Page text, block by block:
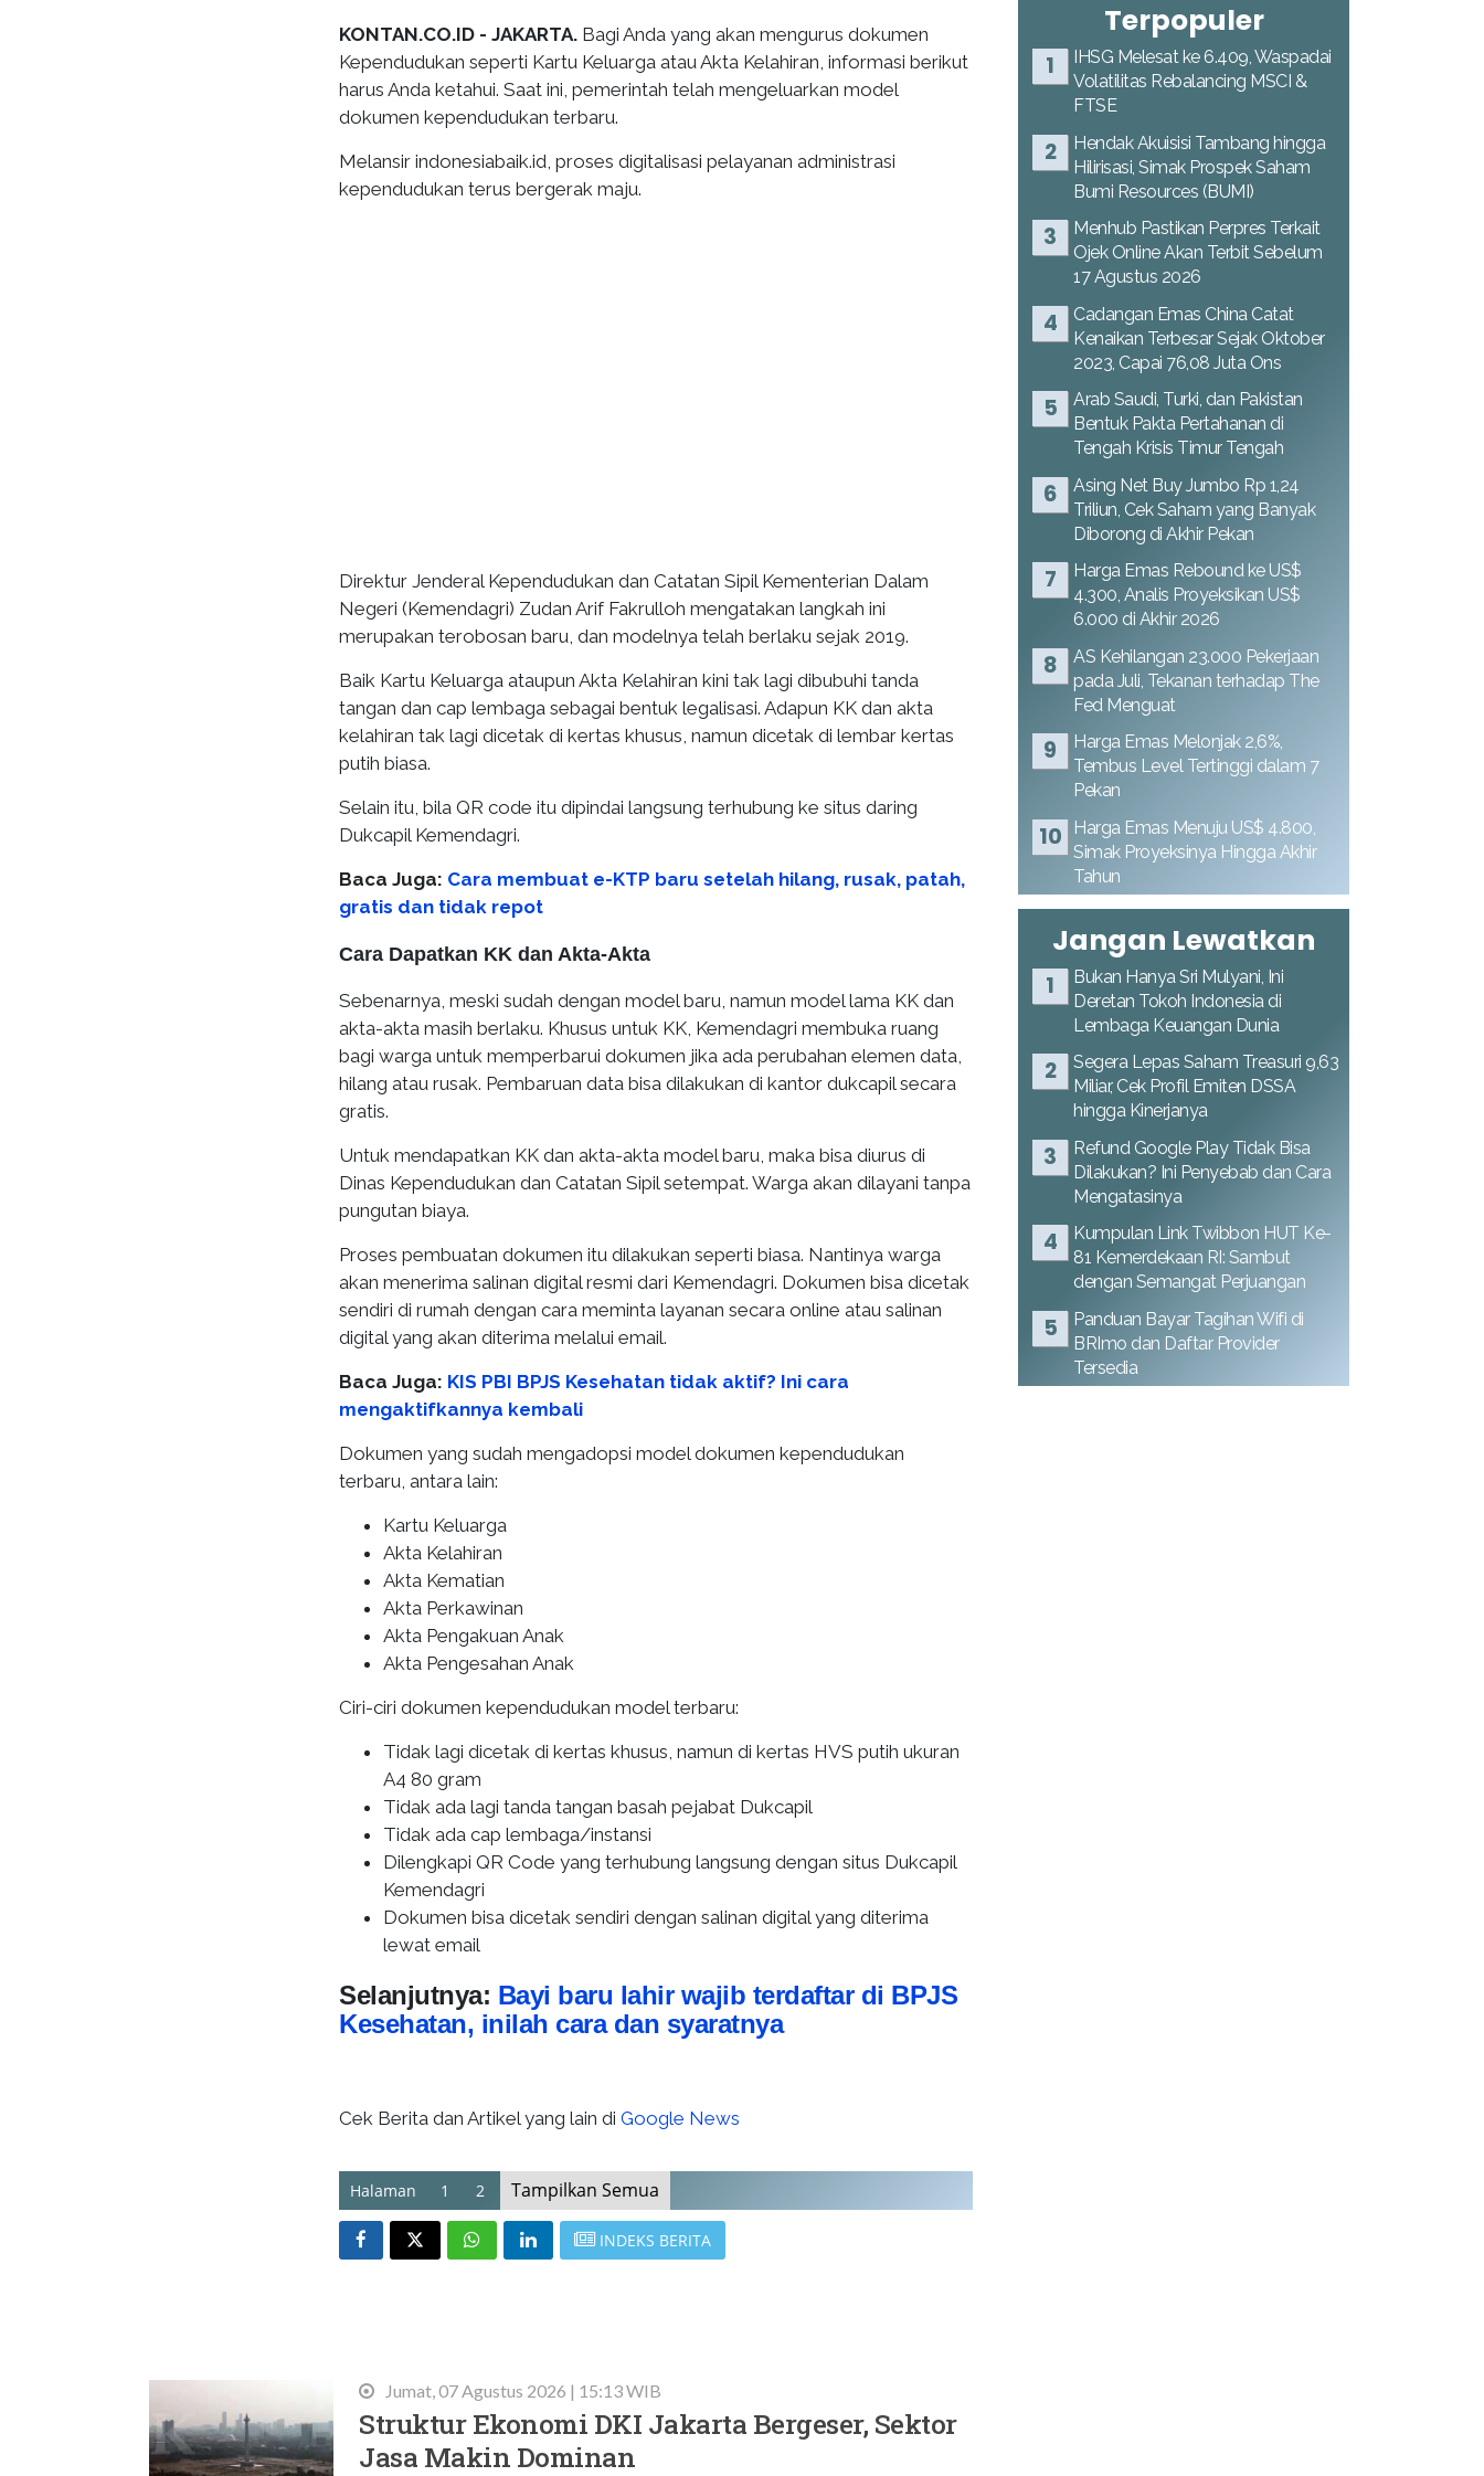
KONTAN.CO.ID - JAKARTA. Bagi Anda yang akan mengurus dokumen
Kependudukan seperti Kartu Keluarga atau Akta Kelahiran, informasi berikut
harus Anda ketahui. Saat ini, pemerintah telah mengeluarkan model
dokumen kependudukan terbaru.
Melansir indonesiabaik.id, proses digitalisasi pelayanan administrasi
kependudukan terus bergerak maju.
Direktur Jenderal Kependudukan dan Catatan Sipil Kementerian Dalam
Negeri (Kemendagri) Zudan Arif Fakrulloh mengatakan langkah ini
merupakan terobosan baru, dan modelnya telah berlaku sejak 2019.
Baik Kartu Keluarga ataupun Akta Kelahiran kini tak lagi dibubuhi tanda
tangan dan cap lembaga sebagai bentuk legalisasi. Adapun KK dan akta
kelahiran tak lagi dicetak di kertas khusus, namun dicetak di lembar kertas
putih biasa.
Selain itu, bila QR code itu dipindai langsung terhubung ke situs daring
Dukcapil Kemendagri.
Baca Juga: Cara membuat e-KTP baru setelah hilang, rusak, patah,
gratis dan tidak repot
Cara Dapatkan KK dan Akta-Akta
Sebenarnya, meski sudah dengan model baru, namun model lama KK dan
akta-akta masih berlaku. Khusus untuk KK, Kemendagri membuka ruang
bagi warga untuk memperbarui dokumen jika ada perubahan elemen data,
hilang atau rusak. Pembaruan data bisa dilakukan di kantor dukcapil secara
gratis.
Untuk mendapatkan KK dan akta-akta model baru, maka bisa diurus di
Dinas Kependudukan dan Catatan Sipil setempat. Warga akan dilayani tanpa
pungutan biaya.
Proses pembuatan dokumen itu dilakukan seperti biasa. Nantinya warga
akan menerima salinan digital resmi dari Kemendagri. Dokumen bisa dicetak
sendiri di rumah dengan cara meminta layanan secara online atau salinan
digital yang akan diterima melalui email.
Baca Juga: KIS PBI BPJS Kesehatan tidak aktif? Ini cara
mengaktifkannya kembali
Dokumen yang sudah mengadopsi model dokumen kependudukan
terbaru, antara lain:
Kartu Keluarga
Akta Kelahiran
Akta Kematian
Akta Perkawinan
Akta Pengakuan Anak
Akta Pengesahan Anak
Ciri-ciri dokumen kependudukan model terbaru:
Tidak lagi dicetak di kertas khusus, namun di kertas HVS putih ukuran
A4 80 gram
Tidak ada lagi tanda tangan basah pejabat Dukcapil
Tidak ada cap lembaga/instansi
Dilengkapi QR Code yang terhubung langsung dengan situs Dukcapil
Kemendagri
Dokumen bisa dicetak sendiri dengan salinan digital yang diterima
lewat email
Selanjutnya: Bayi baru lahir wajib terdaftar di BPJS
Kesehatan, inilah cara dan syaratnya
Cek Berita dan Artikel yang lain di Google News
Halaman 1 2 Tampilkan Semua
INDEKS BERITA
Jumat, 07 Agustus 2026 | 15:13 WIB
Struktur Ekonomi DKI Jakarta Bergeser, Sektor
Jasa Makin Dominan
Terpopuler
IHSG Melesat ke 6.409, Waspadai
Volatilitas Rebalancing MSCI &
FTSE
Hendak Akuisisi Tambang hingga
Hilirisasi, Simak Prospek Saham
Bumi Resources (BUMI)
Menhub Pastikan Perpres Terkait
Ojek Online Akan Terbit Sebelum
17 Agustus 2026
Cadangan Emas China Catat
Kenaikan Terbesar Sejak Oktober
2023, Capai 76,08 Juta Ons
Arab Saudi, Turki, dan Pakistan
Bentuk Pakta Pertahanan di
Tengah Krisis Timur Tengah
Asing Net Buy Jumbo Rp 1,24
Triliun, Cek Saham yang Banyak
Diborong di Akhir Pekan
Harga Emas Rebound ke US$
4.300, Analis Proyeksikan US$
6.000 di Akhir 2026
AS Kehilangan 23.000 Pekerjaan
pada Juli, Tekanan terhadap The
Fed Menguat
Harga Emas Melonjak 2,6%,
Tembus Level Tertinggi dalam 7
Pekan
Harga Emas Menuju US$ 4.800,
Simak Proyeksinya Hingga Akhir
Tahun
Jangan Lewatkan
Bukan Hanya Sri Mulyani, Ini
Deretan Tokoh Indonesia di
Lembaga Keuangan Dunia
Segera Lepas Saham Treasuri 9,63
Miliar, Cek Profil Emiten DSSA
hingga Kinerjanya
Refund Google Play Tidak Bisa
Dilakukan? Ini Penyebab dan Cara
Mengatasinya
Kumpulan Link Twibbon HUT Ke-
81 Kemerdekaan RI: Sambut
dengan Semangat Perjuangan
Panduan Bayar Tagihan Wifi di
BRImo dan Daftar Provider
Tersedia